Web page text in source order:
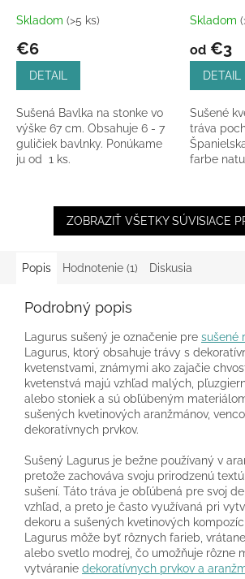
Priemerné
produktu
5
hviezdičiek.
Skladom (>5 ks)
€6
DETAIL
Sušená Bavlka na stonke vo
výške 67 cm. Obsahuje 6 - 7
guličiek bavlnky. Ponúkame
ju od 1 ks.
Priemerné
produktu
5
Skladom
od €3
DETAIL
Sušené
tráva
farbe
ZOBRAZIŤ VŠETKY SÚVISIACE
Popis Hodnotenie (1) Diskusia
Podrobný popis
Lagurus sušený je označenie pre sušené
Lagurus, ktorý obsahuje trávy s
kvetenstvami, známymi ako zajačie
kvetenstvá majú vzhľad malých,
alebo stoniek a sú obľúbeným
sušených kvetinových aranžmánov,
dekoratívnych prvkov.
Sušený Lagurus je bežne používaný v
pretože zachováva svoju prirodzenú
sušení. Táto tráva je obľúbená pre svoj
vzhľad, a preto je často využívaná pri
dekoru a sušených kvetinových
Lagurus môže byť rôznych farieb,
alebo svetlo modrej, čo umožňuje rôzne
vytváranie dekoratívnych prvkov a